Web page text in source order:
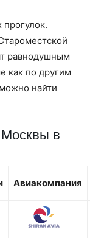
прогулок.
равнодушным
как по другим
можно найти
в
Авиакомпания